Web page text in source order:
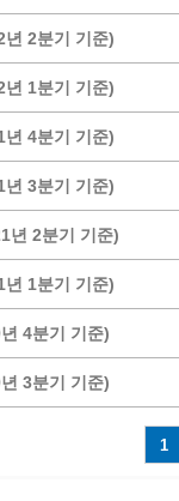
시민과의 대
광명시 시
민원신고
시민참여방
테마파크
년 2분기 기준)
년 1분기 기준)
년 4분기 기준)
년 3분기 기준)
년 2분기 기준)
년 1분기 기준)
4분기 기준)
3분기 기준)
1